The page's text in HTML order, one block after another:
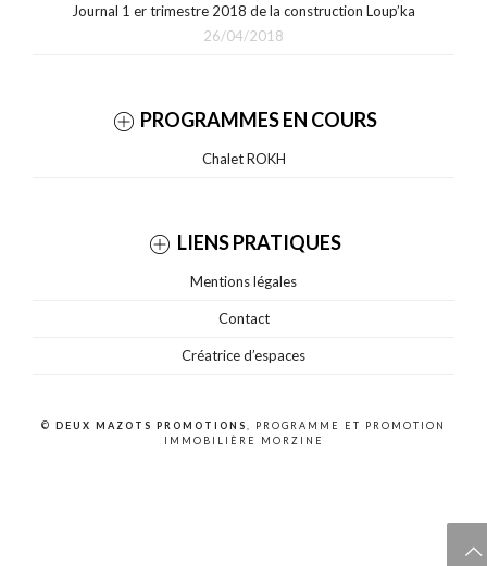
Journal 1 er trimestre 2018 de la construction Loup’ka
26/04/2018
PROGRAMMES EN COURS
Chalet ROKH
LIENS PRATIQUES
Mentions légales
Contact
Créatrice d’espaces
© DEUX MAZOTS PROMOTIONS
, PROGRAMME ET PROMOTION
IMMOBILIÈRE MORZINE